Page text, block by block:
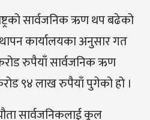
सार्वजनिक ऋण थप बढेको
कार्यालयका अनुसार गत
करोड रुपैयाँ सार्वजनिक ऋण
९४ लाख रुपैयाँ पुगेको हो ।
सार्वजनिकलाई कूल